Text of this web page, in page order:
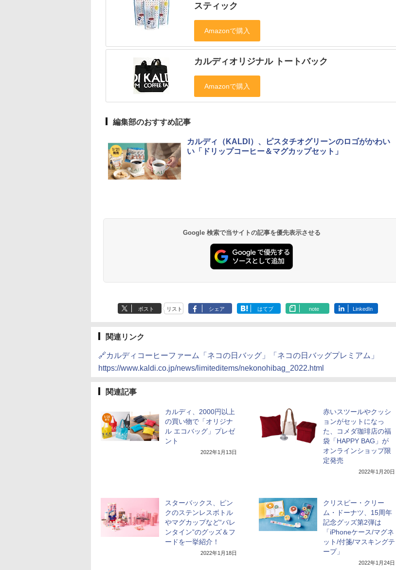
スティック
カルディオリジナル トートバック
編集部のおすすめ記事
カルディ（KALDI）、ピスタチオグリーンのロゴがかわい
い「ドリップコーヒー＆マグカップセット」
Google 検索で当サイトの記事を優先表示させる
ポスト リスト シェア はてブ note LinkedIn
関連リンク
🔗カルディコーヒーファーム「ネコの日バッグ」「ネコの日バッグプレミアム」
https://www.kaldi.co.jp/news/limiteditems/nekonohibag_2022.html
関連記事
カルディ、2000円以上
の買い物で「オリジナ
ル エコバッグ」プレゼ
ント
2022年1月13日
赤いスツールやクッシ
ョンがセットになっ
た、コメダ珈琲店の福
袋「HAPPY BAG」が
オンラインショップ限
定発売
2022年1月20日
スターバックス、ピン
クのステンレスボトル
やマグカップなど“バレ
ンタイン”のグッズ＆フ
ードを一挙紹介！
2022年1月18日
クリスピー・クリー
ム・ドーナツ、15周年
記念グッズ第2弾は
「iPhoneケース/マグネ
ット/付箋/マスキングテ
ープ」
2022年1月24日